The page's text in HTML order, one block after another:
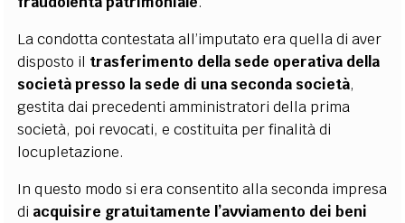
La condotta contestata all’imputato era quella di aver
disposto il trasferimento della sede operativa della
società presso la sede di una seconda società,
gestita dai precedenti amministratori della prima
società, poi revocati, e costituita per finalità di
locupletazione.
In questo modo si era consentito alla seconda impresa
di acquisire gratuitamente l’avviamento dei beni